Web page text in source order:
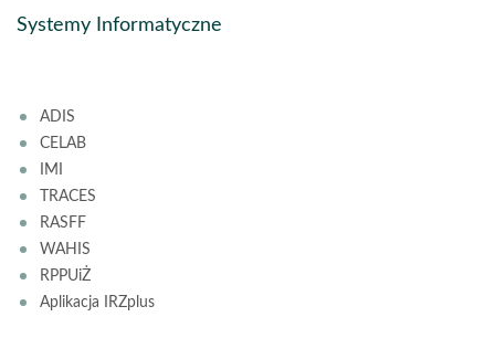
Systemy Informatyczne
ADIS
CELAB
IMI
TRACES
RASFF
WAHIS
RPPUiŻ
Aplikacja IRZplus